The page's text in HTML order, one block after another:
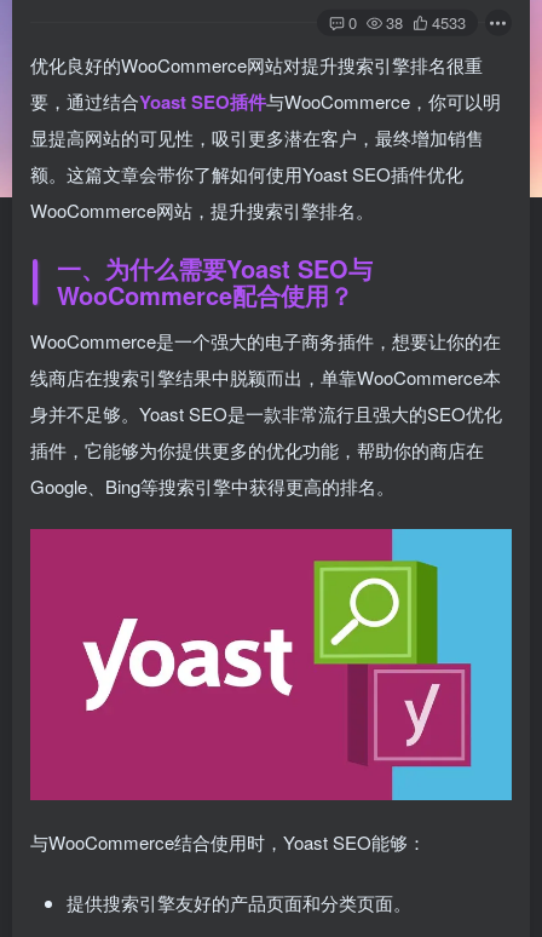
0 38 4533
优化良好的WooCommerce网站对提升搜索引擎排名很重
要，通过结合Yoast SEO插件与WooCommerce，你可以明
显提高网站的可见性，吸引更多潜在客户，最终增加销售
额。这篇文章会带你了解如何使用Yoast SEO插件优化
WooCommerce网站，提升搜索引擎排名。
一、为什么需要Yoast SEO与
WooCommerce配合使用？
WooCommerce是一个强大的电子商务插件，想要让你的在
线商店在搜索引擎结果中脱颖而出，单靠WooCommerce本
身并不足够。Yoast SEO是一款非常流行且强大的SEO优化
插件，它能够为你提供更多的优化功能，帮助你的商店在
Google、Bing等搜索引擎中获得更高的排名。
与WooCommerce结合使用时，Yoast SEO能够：
提供搜索引擎友好的产品页面和分类页面。